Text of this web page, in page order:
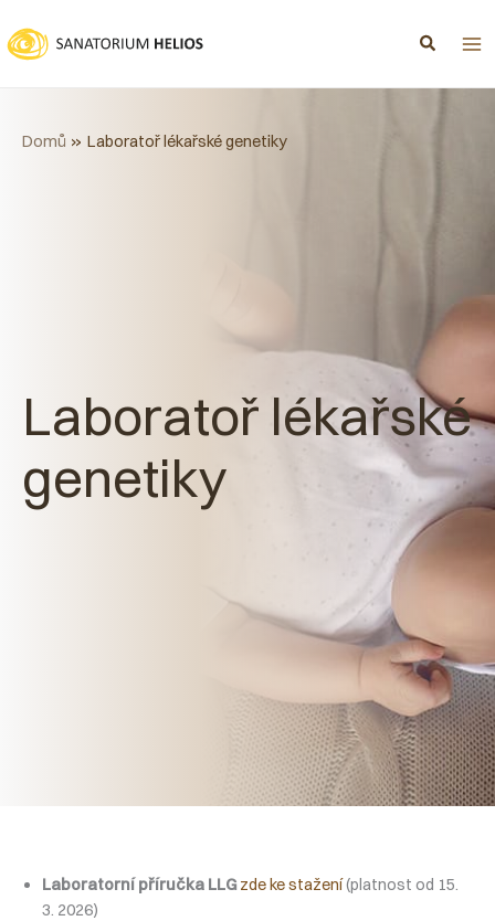
na
obsah
Laboratoř lékařské
genetiky
Domů Laboratoř lékařské genetiky
Laboratorní příručka LLG zde ke stažení(platnost od 15.
3. 2026)